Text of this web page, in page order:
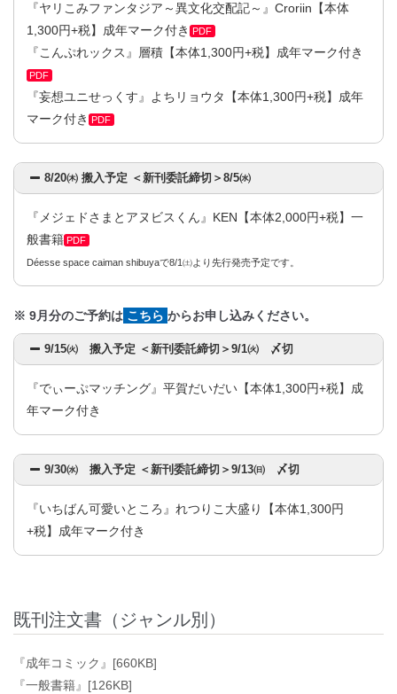
『ヤリこみファンタジア～異文化交配記～』Croriin【本体
1,300円+税】成年マーク付き PDF
『こんぷれックス』層積【本体1,300円+税】成年マーク付き
PDF
『妄想ユニせっくす』よちリョウタ【本体1,300円+税】成年
マーク付き PDF
8/20㈭ 搬入予定 ＜新刊委託締切＞8/5㈬
『メジェドさまとアヌビスくん』KEN【本体2,000円+税】一
般書籍 PDF
Déesse space caiman shibuyaで8/1㈯より先行発売予定です。
※ 9月分のご予約は こちら からお申し込みください。
9/15㈫ 搬入予定 ＜新刊委託締切＞9/1㈫ 〆切
『でぃーぷマッチング』平賀だいだい【本体1,300円+税】成
年マーク付き
9/30㈬ 搬入予定 ＜新刊委託締切＞9/13㈰ 〆切
『いちばん可愛いところ』れつりこ大盛り【本体1,300円
+税】成年マーク付き
既刊注文書（ジャンル別）
『成年コミック』[660KB]
『一般書籍』[126KB]